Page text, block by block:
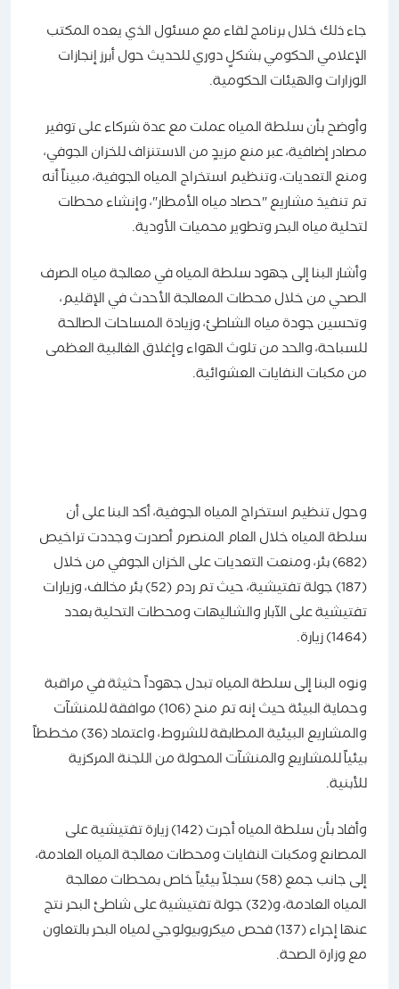
جاء ذلك خلال برنامج لقاء مع مسئول الذي يعده المكتب
الإعلامي الحكومي بشكلٍ دوري للحديث حول أبرز إنجازات
الوزارات والهيئات الحكومية.
وأوضح بأن سلطة المياه عملت مع عدة شركاء على توفير
مصادر إضافية، عبر منع مزيدٍ من الاستنزاف للخزان الجوفي،
ومنع التعديات، وتنظيم استخراج المياه الجوفية، مبيناً أنه
تم تنفيذ مشاريع "حصاد مياه الأمطار"، وإنشاء محطات
لتحلية مياه البحر وتطوير محميات الأودية.
وأشار البنا إلى جهود سلطة المياه في معالجة مياه الصرف
الصحي من خلال محطات المعالجة الأحدث في الإقليم،
وتحسين جودة مياه الشاطئ، وزيادة المساحات الصالحة
للسباحة، والحد من تلوث الهواء وإغلاق الغالبية العظمى
من مكبات النفايات العشوائية.
وحول تنظيم استخراج المياه الجوفية، أكد البنا على أن
سلطة المياه خلال العام المنصرم أصدرت وجددت تراخيص
(682) بئر، ومنعت التعديات على الخزان الجوفي من خلال
(187) جولة تفتيشية، حيث تم ردم (52) بئر مخالف، وزيارات
تفتيشية على الآبار والشاليهات ومحطات التحلية بعدد
(1464) زيارة.
ونوه البنا إلى سلطة المياه تبدل جهوداً حثيثة في مراقبة
وحماية البيئة حيث إنه تم منح (106) موافقة للمنشآت
والمشاريع البيئية المطابقة للشروط، واعتماد (36) مخططاً
بيئياً للمشاريع والمنشآت المحولة من اللجنة المركزية
للأبنية.
وأفاد بأن سلطة المياه أجرت (142) زيارة تفتيشية على
المصانع ومكبات النفايات ومحطات معالجة المياه العادمة،
إلى جانب جمع (58) سجلاً بيئياً خاص بمحطات معالجة
المياه العادمة، و(32) جولة تفتيشية على شاطئ البحر نتج
عنها إجراء (137) فحص ميكروبيولوجي لمياه البحر بالتعاون
مع وزارة الصحة.